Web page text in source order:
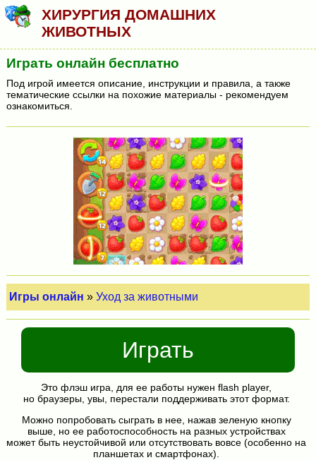
ХИРУРГИЯ ДОМАШНИХ
ЖИВОТНЫХ
Играть онлайн бесплатно
Под игрой имеется описание, инструкции и правила, а также
тематические ссылки на похожие материалы - рекомендуем
ознакомиться.
Игры онлайн »Уход за животными
Играть
Это флэш игра, для ее работы нужен flash player,
но браузеры, увы, перестали поддерживать этот формат.
Можно попробовать сыграть в нее, нажав зеленую кнопку
выше, но ее работоспособность на разных устройствах
может быть неустойчивой или отсутствовать вовсе (особенно на
планшетах и смартфонах).